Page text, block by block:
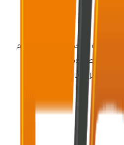
متخصصة في تصميم
مخصصة وفعالة لمختلف
لا مثيل لها.